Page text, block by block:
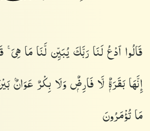
قَالُوا۟ ٱدْعُ لَنَا رَبَّكَ يُبَيِّن لَّنَا مَا هِىَ
إِنَّهَا بَقَرَةٌۭ لَّا فَارِضٌۭ وَلَا بِكْرٌ عَوَانٌۢ
مَا تُؤْمَرُونَ